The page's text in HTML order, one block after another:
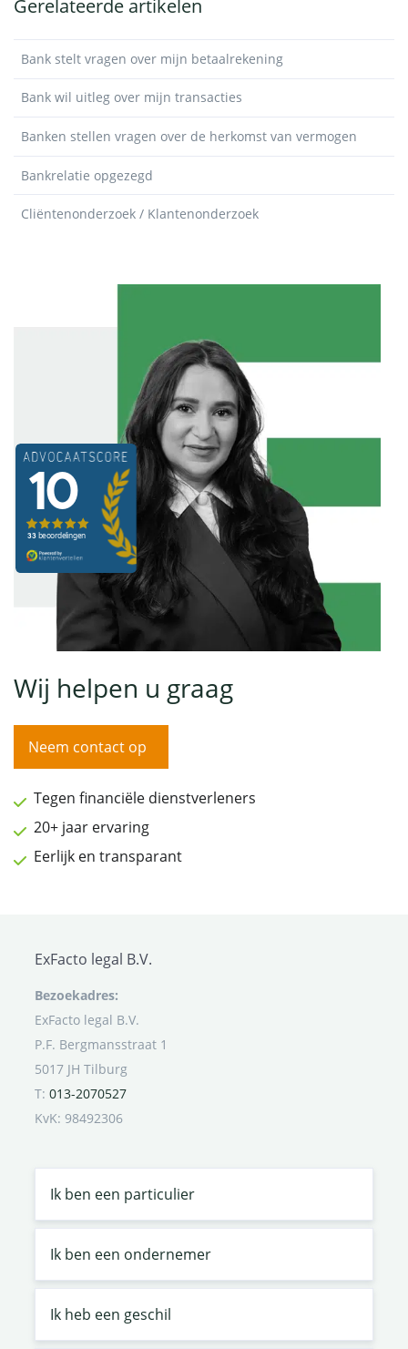
Gerelateerde artikelen
Bank stelt vragen over mijn betaalrekening
Bank wil uitleg over mijn transacties
Banken stellen vragen over de herkomst van vermogen
Bankrelatie opgezegd
Cliëntenonderzoek / Klantenonderzoek
Wij helpen u graag
Neem contact op
Tegen financiële dienstverleners
20+ jaar ervaring
Eerlijk en transparant
ExFacto legal B.V.
Bezoekadres:
ExFacto legal B.V.
P.F. Bergmansstraat 1
5017 JH Tilburg
T: 013-2070527
KvK: 98492306
Ik ben een particulier
Ik ben een ondernemer
Ik heb een geschil